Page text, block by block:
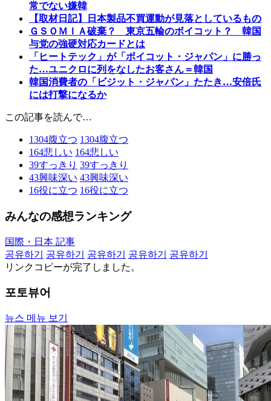
常でない嫌韓
【取材日記】日本製品不買運動が見落としているもの
ＧＳＯＭＩＡ破棄？ 東京五輪のボイコット？ 韓国
与党の強硬対応カードとは
「ヒートテック」が「ボイコット・ジャパン」に勝っ
た…ユニクロに列をなしたお客さん＝韓国
韓国消費者の「ビジット・ジャパン」たたき…安倍氏
には打撃になるか
この記事を読んで…
1304腹立つ 1304腹立つ
164悲しい 164悲しい
39すっきり 39すっきり
43興味深い 43興味深い
16役に立つ 16役に立つ
みんなの感想ランキング
国際・日本 記事
공유하기
공유하기 공유하기 공유하기
공유하기
リンクコピーが完了しました。
포토뷰어
뉴스 메뉴 보기